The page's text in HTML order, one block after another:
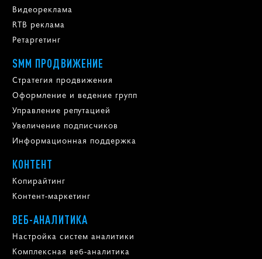
Видеореклама
RTB реклама
Ретаргетинг
SMM ПРОДВИЖЕНИЕ
Стратегия продвижения
Оформление и ведение групп
Управление репутацией
Увеличение подписчиков
Информационная поддержка
КОНТЕНТ
Копирайтинг
Контент-маркетинг
ВЕБ-АНАЛИТИКА
Настройка систем аналитики
Комплексная веб-аналитика